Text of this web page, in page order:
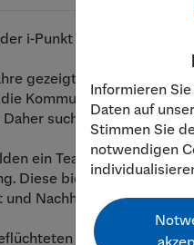
Informieren
Daten auf
Stimmen Sie
notwendigen
i-Punkt seine Türen in
gezeigt, dass eine gute
Kommunikation in der
suchen immer mehr
ein Team aus knapp 50
Diese bieten
Nachhilfe für knapp 90
geht schnell